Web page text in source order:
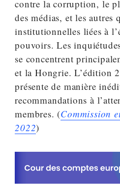
contre la corruption, le
des médias, et les autres
institutionnelles liées à
pouvoirs. Les
se concentrent
et la Hongrie. L’édition
présente de manière
recommandations à
membres. (Commission
2022)